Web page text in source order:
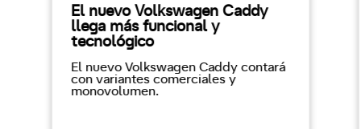
El nuevo Volkswagen Caddy
llega más funcional y
tecnológico
El nuevo Volkswagen Caddy contará
con variantes comerciales y
monovolumen.